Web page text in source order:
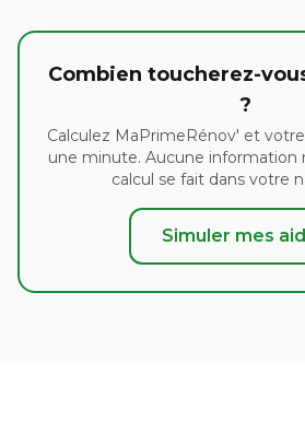
Combien toucherez-
?
Calculez MaPrimeRénov' et
une minute. Aucune information
calcul se fait dans votre
Simuler mes